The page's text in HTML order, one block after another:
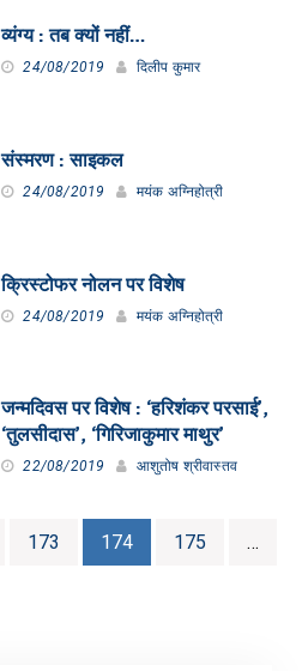
व्यंग्य : तब क्यों नहीं…
24/08/2019 दिलीप कुमार
संस्मरण : साइकल
24/08/2019 मयंक अग्निहोत्री
क्रिस्टोफर नोलन पर विशेष
24/08/2019 मयंक अग्निहोत्री
जन्मदिवस पर विशेष : ‘हरिशंकर परसाई’,
‘तुलसीदास’, ‘गिरिजाकुमार माथुर’
22/08/2019 आशुतोष श्रीवास्तव
173 174 175
…